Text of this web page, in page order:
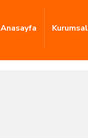
Anasayfa Kurumsal